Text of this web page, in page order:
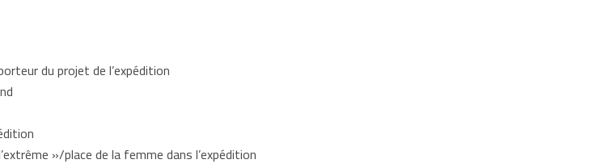
du projet de l’expédition
»/place de la femme dans l’expédition